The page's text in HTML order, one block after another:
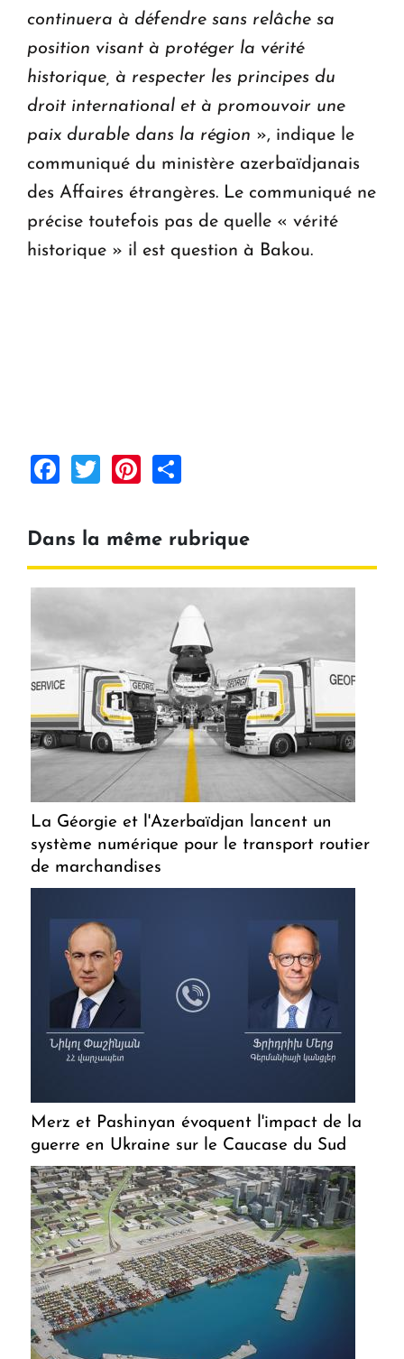
continuera à défendre sans relâche sa
position visant à protéger la vérité
historique, à respecter les principes du
droit international et à promouvoir une
paix durable dans la région », indique le
communiqué du ministère azerbaïdjanais
des Affaires étrangères. Le communiqué ne
précise toutefois pas de quelle « vérité
historique » il est question à Bakou.
Facebook
TwitterPinterest
Dans la même rubrique
La Géorgie et l'Azerbaïdjan lancent un
système numérique pour le transport routier
de marchandises
Merz et Pashinyan évoquent l'impact de la
guerre en Ukraine sur le Caucase du Sud